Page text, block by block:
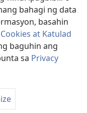
bahagi ng data
basahin
at Katulad
baguhin ang
sa Privacy